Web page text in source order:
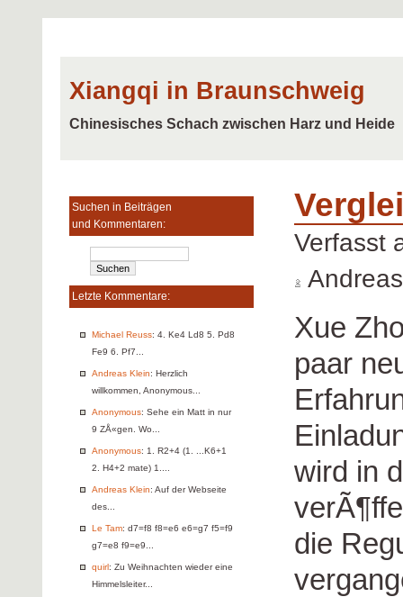
Xiangqi in Braunschweig
Chinesisches Schach zwischen Harz und Heide
Suchen in Beiträgen
und Kommentaren:
Letzte Kommentare:
Michael Reuss: 4. Ke4 Ld8 5. Pd8
Fe9 6. Pf7...
Andreas Klein: Herzlich
willkommen, Anonymous...
Anonymous: Sehe ein Matt in nur
9 ZÅ«gen. Wo...
Anonymous: 1. R2+4 (1. ...K6+1
2. H4+2 mate) 1....
Andreas Klein: Auf der Webseite
des...
Le Tam: d7=f8 f8=e6 e6=g7 f5=f9
g7=e8 f9=e9...
quirl: Zu Weihnachten wieder eine
Himmelsleiter...
Verfasst
Xue
paar
wird in
die